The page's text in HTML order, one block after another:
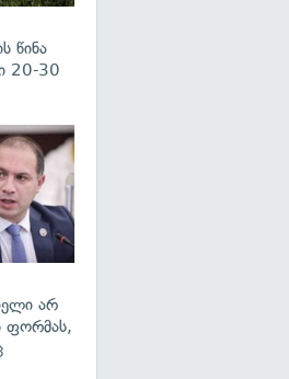
წინა
20-30
არ
ფორმას,